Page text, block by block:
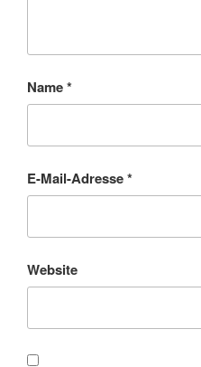
Name*
E-Mail-Adresse*
Website